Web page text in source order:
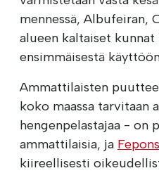
mennessä, Albufeiran,
alueen kaltaiset kunnat
ensimmäisestä
Ammattilaisten
koko maassa tarvitaan
hengenpelastajaa - on
ammattilaisia, ja Fepons
kiireellisesti